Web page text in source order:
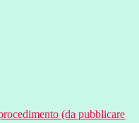
(da pubblicare